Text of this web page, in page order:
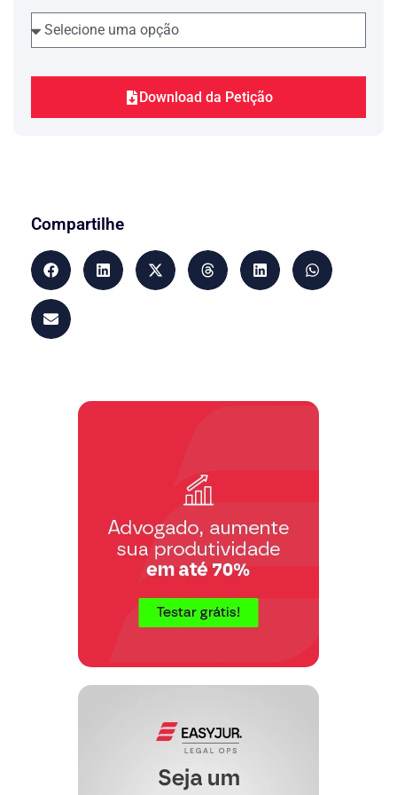
síntese, assim asseverou:
“ A capitalização mensal é possível nos
autorizada após a edição da MP 1.963-
17, de 30.03.2000 (atualmente reeditada
sob o nº. 2.170-36/2000). “
legalidade. Se não tivesse cobrado, não
faria o menor sentido trazê-la ao debate.
Tratemos então de refutar tais linhas de
argumentos.
A capitalização mensal de juros ora em
debate é abusiva, conforme demonstrado
que trata do contrato em espécie
Contrato de Cartão de Crédito
financeiros dessa instituição, que é o
Constata-se ainda ainexistência de
cláusula expressa ajustando a
cobrança de juros capitalizados
como sua periodicidade. Por esse
, segundo, ademais, o assente
entendimento dos Tribunais:
AGRAVO REGIMENTAL. AÇÃO
REVISIONAL. CONTRATO DE
ADMINISTRAÇÃO DE CARTÃO DE
CRÉDITO. CERCEAMENTO DE
MATÉRIA DE DIREITO.
APURAÇÃO DE EVENTUAL
LIQUIDAÇÃO DE SENTENÇA
Download da Petição
Compartilhe